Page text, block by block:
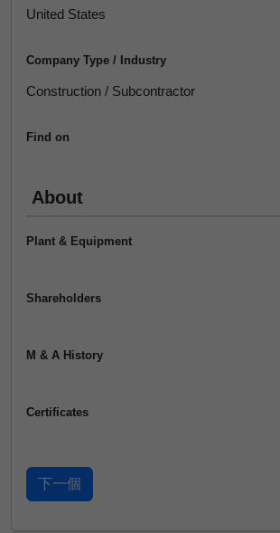
United States
Company Type / Industry
Construction / Subcontractor
Find on
About
Plant & Equipment
Shareholders
M & A History
Certificates